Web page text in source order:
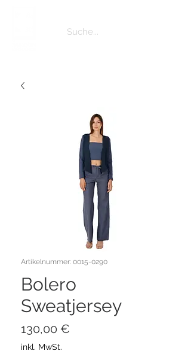
Artikelnummer: 0015-0290
Bolero
Sweatjersey
130,00 €
inkl. MwSt.